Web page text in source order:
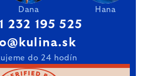
Dana Hana
232 195 525
do 24 hodín